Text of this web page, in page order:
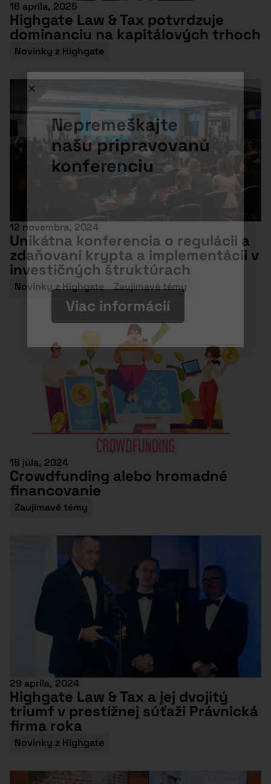
16 apríla, 2025
Highgate Law & Tax potvrdzuje
dominanciu na kapitálových trhoch
Novinky z Highgate
12 novembra, 2024
Unikátna konferencia o regulácii a
zdaňovaní krypta a implementácii v
investičných štruktúrach
Novinky z Highgate Zaujímavé témy
15 júla, 2024
Crowdfunding alebo hromadné
financovanie
Zaujímavé témy
29 apríla, 2024
Highgate Law & Tax a jej dvojitý
triumf v prestížnej súťaži Právnická
firma roka
Novinky z Highgate
Nepremeškajte
našu pripravovanú
konferenciu
Viac informácií